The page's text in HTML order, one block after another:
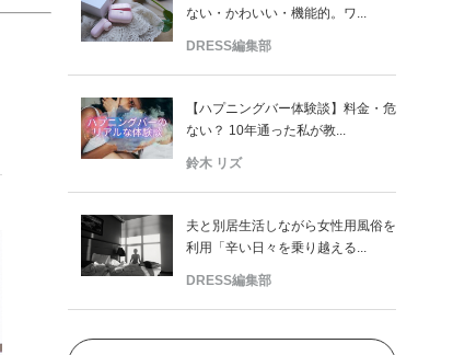
ない・かわいい・機能的。ワ...
DRESS編集部
【ハプニングバー体験談】料金・危
ない？ 10年通った私が教...
鈴木 リズ
夫と別居生活しながら女性用風俗を
利用「辛い日々を乗り越える...
DRESS編集部